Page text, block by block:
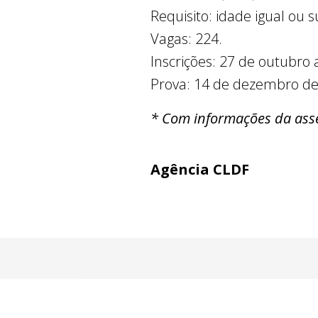
Requisito: idade igual ou
Vagas: 224.
Inscrições: 27 de outubro
Prova: 14 de dezembro
* Com informações da
Agência CLDF